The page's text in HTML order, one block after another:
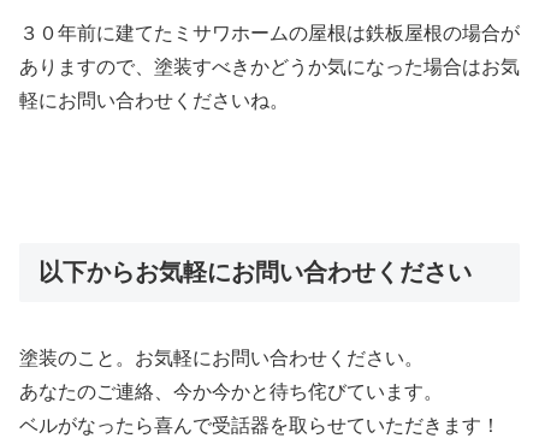
３０年前に建てたミサワホームの屋根は鉄板屋根の場合が
ありますので、塗装すべきかどうか気になった場合はお気
軽にお問い合わせくださいね。
以下からお気軽にお問い合わせください
塗装のこと。お気軽にお問い合わせください。
あなたのご連絡、今か今かと待ち侘びています。
ベルがなったら喜んで受話器を取らせていただきます！